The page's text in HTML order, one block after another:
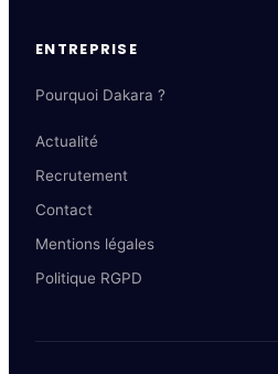
ENTREPRISE
Pourquoi Dakara ?
Actualité
Recrutement
Contact
Mentions légales
Politique RGPD